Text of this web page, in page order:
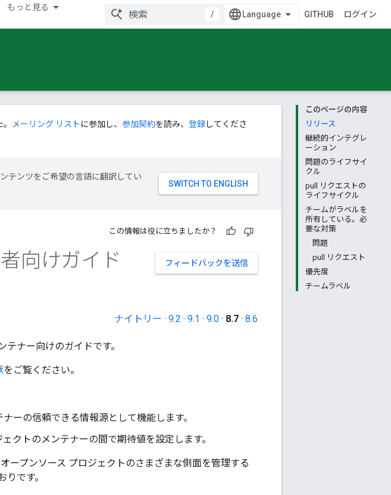
もっと見る
/ GITHUB ログイン
このページの内容
リリース
継続的インテグレ
ーション
問題のライフサイ
クル
pull リクエストの
ライフサイクル
チームがラベルを
所有している。必
要な対策
問題
pull リクエスト
優先度
チームラベル
メーリング リスト に参加し、 参加契約を読み、 登録してくださ
テンツをご希望の言語に翻訳してい
この情報は役に立ちましたか？
フィードバックを送信
向けガイド
ナイトリー · 9.2 · 9.1 · 9.0 · 8.7 · 8.6
ナー向けのガイドです。
をご覧ください。
ーの信頼できる情報源として機能します。
クトのメンテナーの間で期待値を設定します。
ープンソース プロジェクトのさまざまな側面を管理する
です。